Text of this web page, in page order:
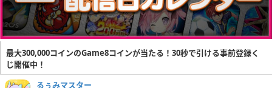
最大300,000コインのGame8コインが当たる！30秒で引ける事前登録く
じ開催中！
るぅみマスター